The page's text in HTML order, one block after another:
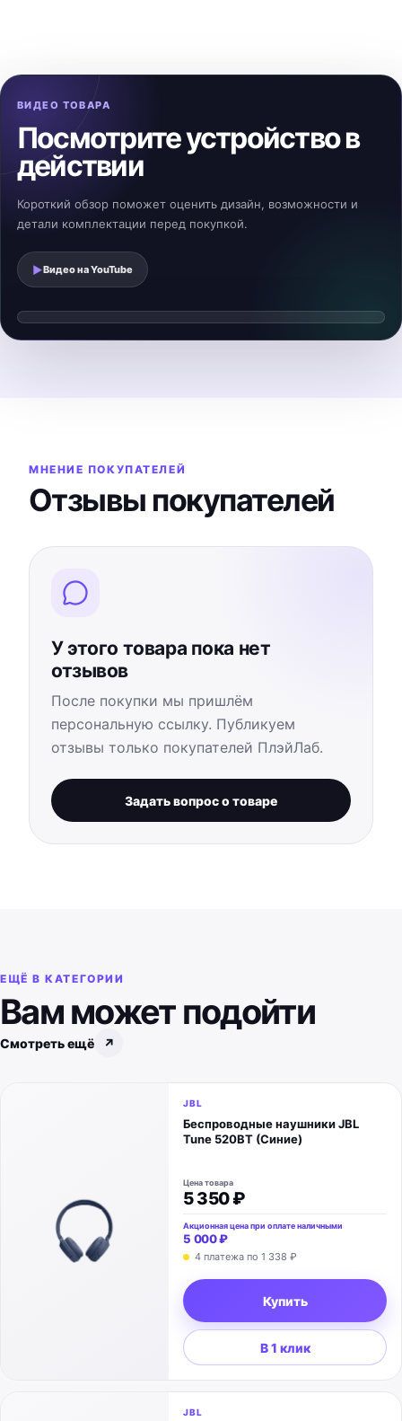
ВИДЕО ТОВАРА
Посмотрите устройство в
действии
Короткий обзор поможет оценить дизайн, возможности и
детали комплектации перед покупкой.
▶Видео наYouTube
Смотреть видеообзор
МНЕНИЕ ПОКУПАТЕЛЕЙ
Отзывы покупателей
У этого товара пока нет
отзывов
После покупки мы пришлём
персональную ссылку. Публикуем
отзывы только покупателей ПлэйЛаб.
Задать вопрос о товаре
ЕЩЁ В КАТЕГОРИИ
Вам может подойти
Смотреть ещё ↗
JBL
Беспроводные наушники JBL
Tune 520BT (Синие)
Цена товара
5 350 ₽
Акционная цена при оплате наличными
5 000 ₽
4 платежа по1 338 ₽
Купить
В 1 клик
JBL